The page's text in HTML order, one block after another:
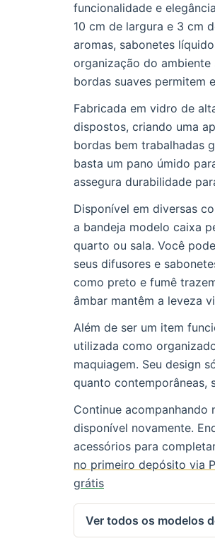
funcionalidade e
10 cm de largura e 3 cm
aromas, sabonetes
organização do
bordas suaves permitem
Fabricada em vidro de
dispostos, criando uma
bordas bem trabalhadas
basta um pano úmido
assegura durabilidade
Disponível em diversas
a bandeja modelo caixa
quarto ou sala. Você
seus difusores e
como preto e fumê
âmbar mantêm a leveza
Além de ser um item
utilizada como
maquiagem. Seu design
quanto contemporâneas,
Continue acompanhando
disponível novamente.
acessórios para
no primeiro depósito via
grátis
Ver todos os modelos